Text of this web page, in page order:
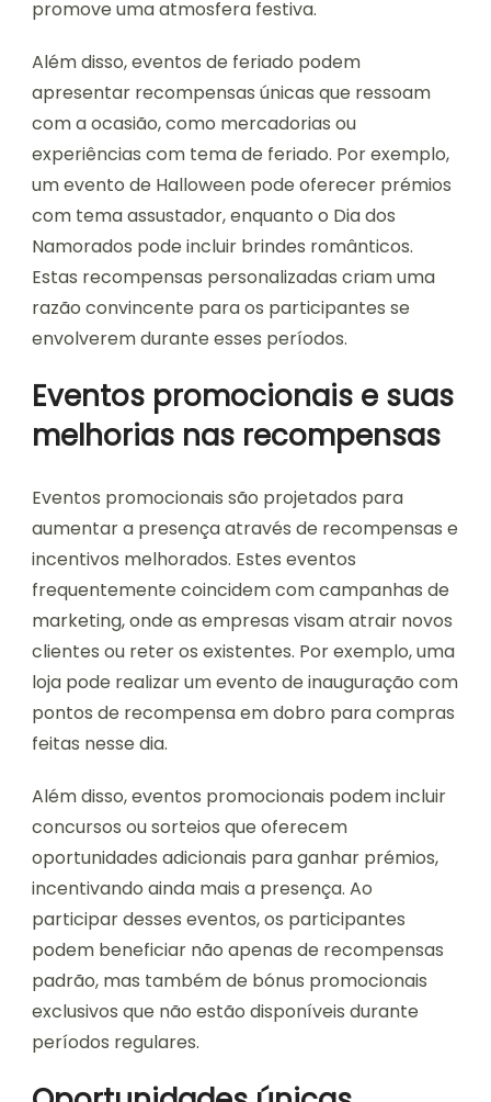
promove uma atmosfera festiva.
Além disso, eventos de feriado podem
apresentar recompensas únicas que ressoam
com a ocasião, como mercadorias ou
experiências com tema de feriado. Por exemplo,
um evento de Halloween pode oferecer prémios
com tema assustador, enquanto o Dia dos
Namorados pode incluir brindes românticos.
Estas recompensas personalizadas criam uma
razão convincente para os participantes se
envolverem durante esses períodos.
Eventos promocionais e suas
melhorias nas recompensas
Eventos promocionais são projetados para
aumentar a presença através de recompensas e
incentivos melhorados. Estes eventos
frequentemente coincidem com campanhas de
marketing, onde as empresas visam atrair novos
clientes ou reter os existentes. Por exemplo, uma
loja pode realizar um evento de inauguração com
pontos de recompensa em dobro para compras
feitas nesse dia.
Além disso, eventos promocionais podem incluir
concursos ou sorteios que oferecem
oportunidades adicionais para ganhar prémios,
incentivando ainda mais a presença. Ao
participar desses eventos, os participantes
podem beneficiar não apenas de recompensas
padrão, mas também de bónus promocionais
exclusivos que não estão disponíveis durante
períodos regulares.